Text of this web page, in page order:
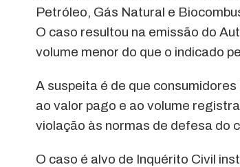
Petróleo, Gás Natural e
O caso resultou na emissão do
volume menor do que o indicado
A suspeita é de que
ao valor pago e ao volume
violação às normas de defesa do
O caso é alvo de Inquérito Civil